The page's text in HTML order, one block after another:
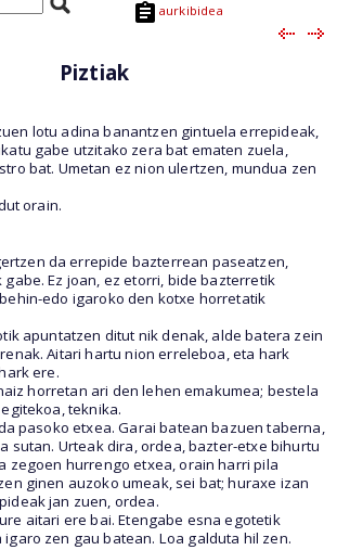
aurkibidea
Piztiak
lotu adina banantzen gintuela errepideak,
gabe utzitako zera bat ematen zuela,
bat. Umetan ez nion ulertzen, mundua zen
orain.
da errepide bazterrean paseatzen,
Ez joan, ez etorri, bide bazterretik
edo igaroko den kotxe horretatik
apuntatzen ditut nik denak, alde batera zein
Aitari hartu nion erreleboa, eta hark
ere.
horretan ari den lehen emakumea; bestela
teknika.
pasoko etxea. Garai batean bazuen taberna,
sutan. Urteak dira, ordea, bazter-etxe bihurtu
zegoen hurrengo etxea, orain harri pila
ginen auzoko umeak, sei bat; huraxe izan
jan zuen, ordea.
aitari ere bai. Etengabe esna egotetik
zen gau batean. Loa galduta hil zen.